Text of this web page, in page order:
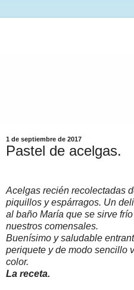
1 de septiembre de 2017
Pastel de acelgas.
Acelgas recién recolectadas
piquillos y espárragos. Un
al baño María que se sirve
nuestros comensales.
Buenísimo y saludable
periquete y de modo sencillo
color.
La receta.